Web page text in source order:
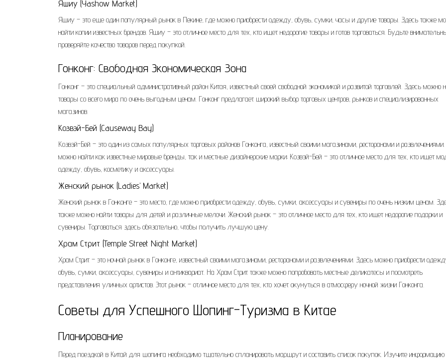
Яшиу (Yashow Market)
Яшиу – это еще один популярный рынок в Пекине, где можно приобрести одежду, обувь, сумки, часы и другие товары. Здесь также
найти копии известных брендов. Яшиу – это отличное место для тех, кто ищет недорогие товары и готов торговаться. Будьте
проверяйте качество товаров перед покупкой.
Гонконг: Свободная Экономическая Зона
Гонконг – это специальный административный район Китая, известный своей свободной экономикой и развитой торговлей. Здесь можно
товары со всего мира по очень выгодным ценам. Гонконг предлагает широкий выбор торговых центров, рынков и специализированных
магазинов.
Козвэй-Бей (Causeway Bay)
Козвэй-Бей – это один из самых популярных торговых районов Гонконга, известный своими магазинами, ресторанами и
можно найти как известные мировые бренды, так и местные дизайнерские марки; Козвэй-Бей – это отличное место для тех, кто ищет
одежду, обувь, косметику и аксессуары.
Женский рынок (Ladies’ Market)
Женский рынок в Гонконге – это место, где можно приобрести одежду, обувь, сумки, аксессуары и сувениры по очень низким ценам.
также можно найти товары для детей и различные мелочи. Женский рынок – это отличное место для тех, кто ищет недорогие подарки и
сувениры. Торговаться здесь обязательно, чтобы получить лучшую цену.
Храм Стрит (Temple Street Night Market)
Храм Стрит – это ночной рынок в Гонконге, известный своими магазинами, ресторанами и развлечениями. Здесь можно приобрести
обувь, сумки, аксессуары, сувениры и антиквариат. На Храм Стрит также можно попробовать местные деликатесы и посмотреть
представления уличных артистов. Этот рынок – отличное место для тех, кто хочет окунуться в атмосферу ночной жизни Гонконга.
Советы для Успешного Шопинг-Туризма в Китае
Планирование
Перед поездкой в Китай для шопинга необходимо тщательно спланировать маршрут и составить список покупок. Изучите информацию